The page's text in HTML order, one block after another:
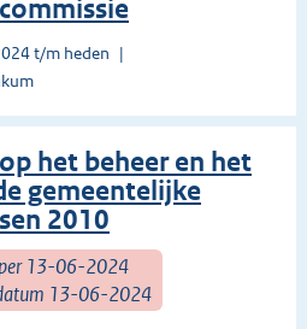
t/m heden
het beheer en het
gemeentelijke
2010
13-06-2024
13-06-2024